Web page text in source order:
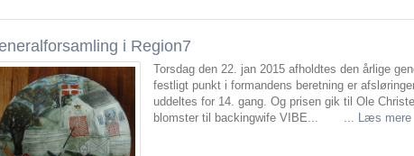
i Region7
Torsdag den 22. jan 2015 afholdtes den årlige
festligt punkt i formandens beretning er
uddeltes for 14. gang. Og prisen gik til Ole
blomster til backingwife VIBE... ... Læs mere